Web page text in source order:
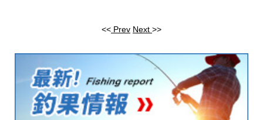
<< Prev Next >>